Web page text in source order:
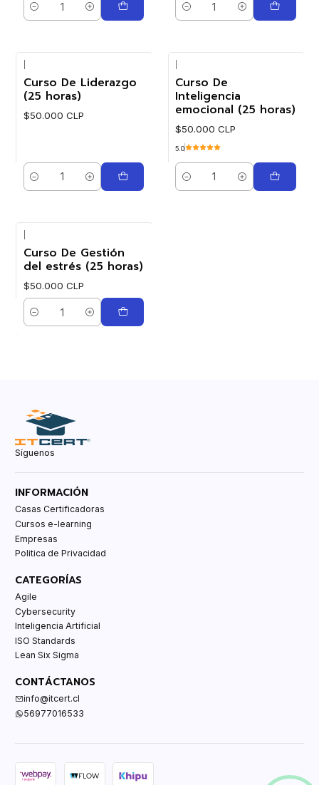
Cantidad Cantidad
Curso De Liderazgo
(25 horas)
$50.000 CLP
Cantidad
Curso De
Inteligencia
emocional (25 horas)
$50.000 CLP
5.0
Cantidad
Curso De Gestión
del estrés (25 horas)
$50.000 CLP
Cantidad
Síguenos
INFORMACIÓN
Casas Certificadoras
Cursos e-learning
Empresas
Politica de Privacidad
CATEGORÍAS
Agile
Cybersecurity
Inteligencia Artificial
ISO Standards
Lean Six Sigma
CONTÁCTANOS
info@itcert.cl
56977016533